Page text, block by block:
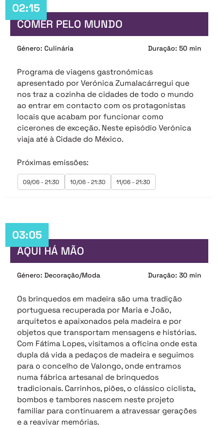
02:15
COMER PELO MUNDO
Género: Culinária Duração: 50 min
Programa de viagens gastronómicas
apresentado por Verónica Zumalacárregui que
nos traz a cozinha de cidades de todo o mundo
ao entrar em contacto com os protagonistas
locais que acabam por funcionar como
cicerones de exceção. Neste episódio Verónica
viaja até à Cidade do México.
Próximas emissões:
09/06 - 21:30 10/06 - 21:30 11/06 - 21:30
03:05
AQUI HÁ MÃO
Género: Decoração/Moda Duração: 30 min
Os brinquedos em madeira são uma tradição
portuguesa recuperada por Maria e João,
arquitetos e apaixonados pela madeira e por
objetos que transportam mensagens e histórias.
Com Fátima Lopes, visitamos a oficina onde esta
dupla dá vida a pedaços de madeira e seguimos
para o concelho de Valongo, onde entramos
numa fábrica artesanal de brinquedos
tradicionais. Carrinhos, piões, o clássico ciclista,
bombos e tambores nascem neste projeto
familiar para continuarem a atravessar gerações
e a reavivar memórias.